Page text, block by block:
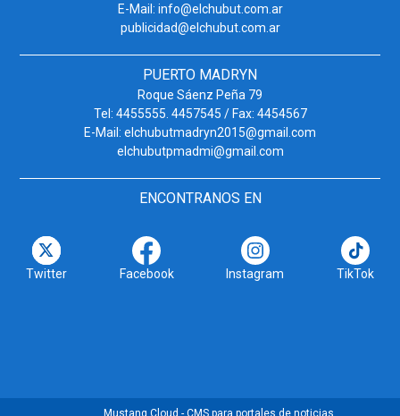
E-Mail: info@elchubut.com.ar
publicidad@elchubut.com.ar
PUERTO MADRYN
Roque Sáenz Peña 79
Tel: 4455555. 4457545 / Fax: 4454567
E-Mail: elchubutmadryn2015@gmail.com
elchubutpmadmi@gmail.com
ENCONTRANOS EN
Twitter Facebook Instagram TikTok
Mustang Cloud - CMS para portales de noticias